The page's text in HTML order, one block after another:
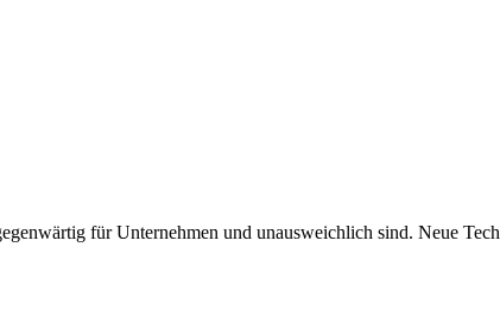
für Unternehmen und unausweichlich sind. Neue